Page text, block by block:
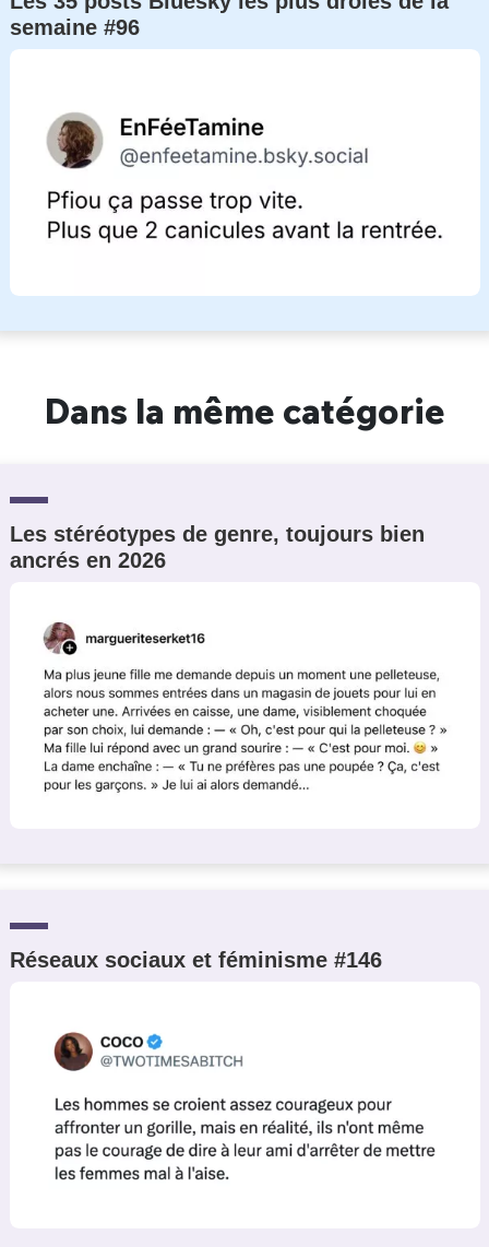
semaine #96
Dans la même catégorie
Les stéréotypes de genre, toujours bien
ancrés en 2026
Réseaux sociaux et féminisme #146